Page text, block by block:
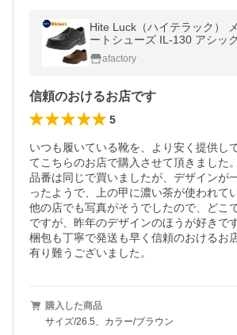
Hite Luck（ハイテラック）
ートシューズ IL-130 アシッ
adingafactory
信頼のおけるお店です
5
いつも履いている靴を、より安く提供し
てこちらのお店で購入させて頂きました。
品番は同じで買いましたが、デザインが
ったようで、上の甲に濃い茶が使われて
他の店でも写真がそうでしたので、どこ
ですが、昨年のデザインのほうが好きです
梱包も丁寧で発送も早く信頼のおけるお
有り難うございました。
購入した商品
サイズ/26.5、カラー/ブラウン